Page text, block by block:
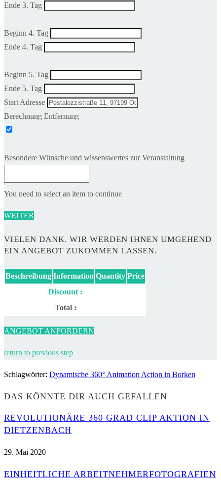
Ende 3. Tag
Beginn 4. Tag
Ende 4. Tag
Beginn 5. Tag
Ende 5. Tag
Start Adresse
Berechnung Entfernung
Besondere Wünsche und wissenswertes zur Veranstaltung
You need to select an item to continue
WEITER
VIELEN DANK. WIR WERDEN IHNEN UMGEHEND
EIN ANGEBOT ZUKOMMEN LASSEN.
Beschreibung Information Quantity Price
Discount :
Total :
ANGEBOT ANFORDERN
return to previous step
Schlagwörter: Dynamische 360° Animation Action in Borken
DAS KÖNNTE DIR AUCH GEFALLEN
REVOLUTIONÄRE 360 GRAD CLIP AKTION IN
DIETZENBACH
29. Mai 2020
EINHEITLICHE ARBEITNEHMERFOTOGRAFIEN